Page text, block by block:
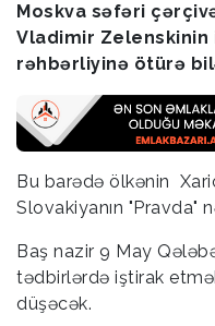
Moskva səfəri
Vladimir Zelenskinin
rəhbərliyinə ötürə
Bu barədə ölkənin
Slovakiyanın "Pravda"
Baş nazir 9 May
tədbirlərdə iştirak
düşəcək.